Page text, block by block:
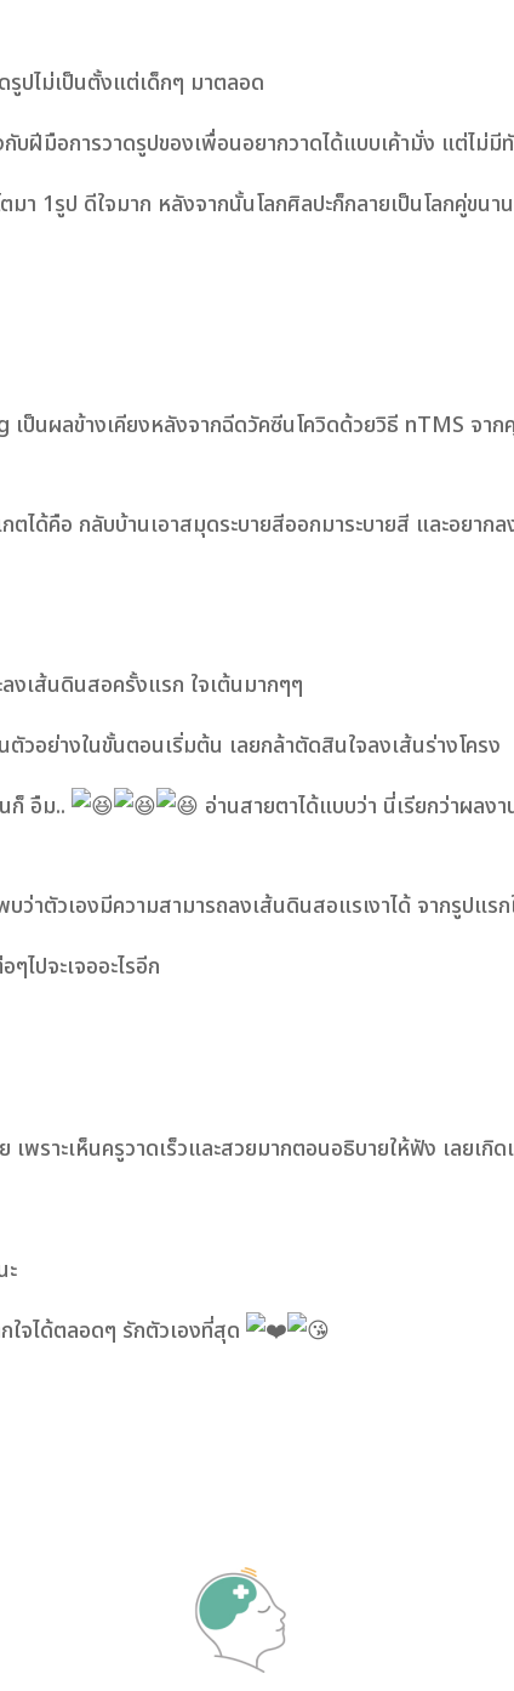
รูปไม่เป็นตั้งแต่เด็กๆ มาตลอด
ฝีมือการวาดรูปของเพื่อนอยากวาดได้แบบเค้ามั่ง แต่ไม่มีทั
1รูป ดีใจมาก หลังจากนั้นโลกศิลปะก็กลายเป็นโลกคู่ขนา
เป็นผลข้างเคียงหลังจากฉีดวัคซีนโควิดด้วยวิธี nTMS จ
ด้คือ กลับบ้านเอาสมุดระบายสีออกมาระบายสี และอยาก
งเส้นดินสอครั้งแรก ใจเต้นมากๆๆ
วอย่างในขั้นตอนเริ่มต้น เลยกล้าตัดสินใจลงเส้นร่างโครง
ก็ อืม..
อ่านสายตาได้แบบว่า นี่เรียกว่าผลง
าตัวเองมีความสามารถลงเส้นดินสอแรเงาได้ จากรูปแรก
ไปจะเจออะไรอีก
เพราะเห็นครูวาดเร็วและสวยมากตอนอธิบายให้ฟัง เลยเ
ใจได้ตลอดๆ รักตัวเองที่สุด